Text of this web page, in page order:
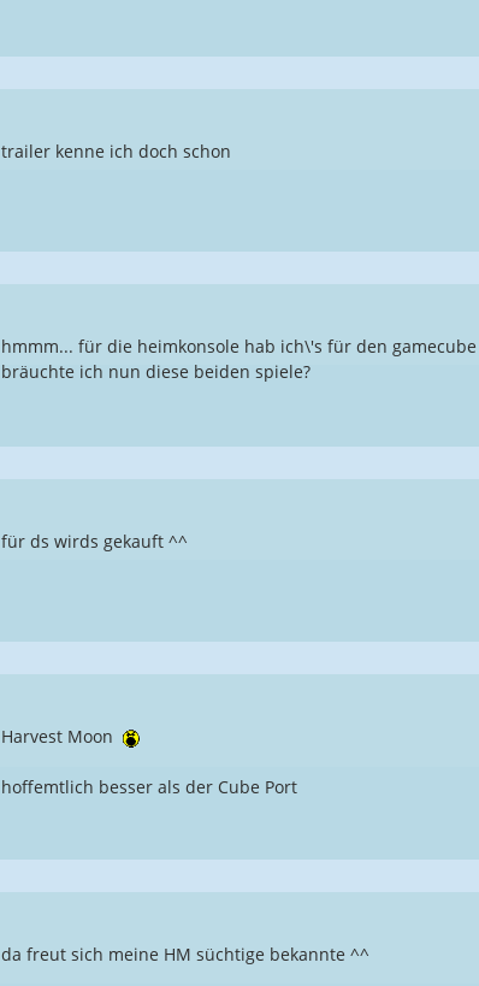
trailer kenne ich doch schon
hmmm... für die heimkonsole hab ich\'s für den
bräuchte ich nun diese beiden spiele?
für ds wirds gekauft ^^
Harvest Moon
hoffemtlich besser als der Cube Port
da freut sich meine HM süchtige bekannte ^^